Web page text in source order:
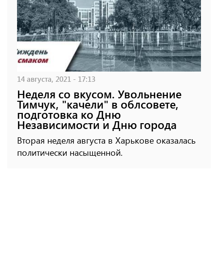
14 августа, 2021 - 17:13
Неделя со вкусом. Увольнение
Тимчук, "качели" в облсовете,
подготовка ко Дню
Независимости и Дню города
Вторая неделя августа в Харькове оказалась
политически насыщенной.